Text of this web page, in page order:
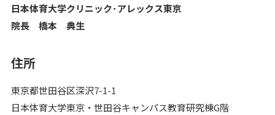
日本体育大学クリニック･アレックス東京
院長 橋本 典生
住所
東京都世田谷区深沢7-1-1
日本体育大学東京・世田谷キャンパス教育研究棟G階